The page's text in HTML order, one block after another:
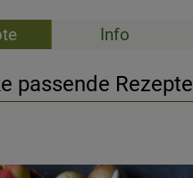
Info
passende Rezepte